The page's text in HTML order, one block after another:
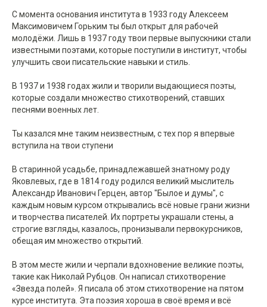
С момента основания института в 1933 году Алексеем
Максимовичем Горьким ты был открыт для рабочей
молодёжи. Лишь в 1937 году твои первые выпускники стали
известными поэтами, которые поступили в институт, чтобы
улучшить свои писательские навыки и стиль.
В 1937 и 1938 годах жили и творили выдающиеся поэты,
которые создали множество стихотворений, ставших
песнями военных лет.
Ты казался мне таким неизвестным, с тех пор я впервые
вступила на твои ступени
В старинной усадьбе, принадлежавшей знатному роду
Яковлевых, где в 1814 году родился великий мыслитель
Александр Иванович Герцен, автор "Былое и думы", с
каждым новым курсом открывались всё новые грани жизни
и творчества писателей. Их портреты украшали стены, а
строгие взгляды, казалось, пронизывали первокурсников,
обещая им множество открытий.
В этом месте жили и черпали вдохновение великие поэты,
такие как Николай Рубцов. Он написал стихотворение
«Звезда полей». Я писала об этом стихотворение на пятом
курсе института. Эта поэзия хороша в своё время и всё